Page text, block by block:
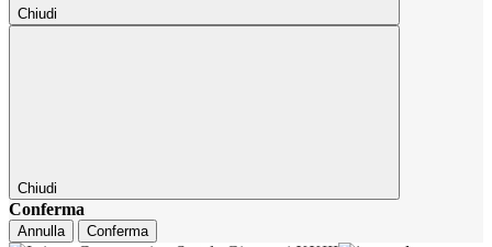
Chiudi
Chiudi
Conferma
Annulla Conferma